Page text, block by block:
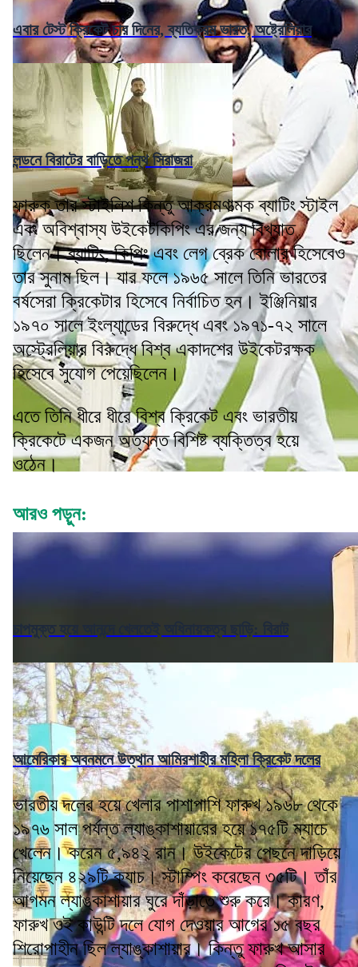
এবার টেস্ট ক্রিকেট চার দিনের, ব্যতিক্রম ভারত, অষ্ট্রেলিয়ার
লন্ডনে বিরাটের বাড়িতে পন্থ সিরাজরা
ফারুক তার স্টাইলিশ কিন্তু আক্রমণাত্মক ব্যাটিং স্টাইল
এবং অবিশ্বাস্য উইকেটকিপিং এর জন্য বিখ্যাত
ছিলেন। ব্যাটিং, কিপিং এবং লেগ ব্রেক বোলার হিসেবেও
তার সুনাম ছিল। যার ফলে ১৯৬৫ সালে তিনি ভারতের
বর্ষসেরা ক্রিকেটার হিসেবে নির্বাচিত হন। ইঞ্জিনিয়ার
১৯৭০ সালে ইংল্যান্ডের বিরুদ্ধে এবং ১৯৭১-৭২ সালে
অস্ট্রেলিয়ার বিরুদ্ধে বিশ্ব একাদশের উইকেটরক্ষক
হিসেবে সুযোগ পেয়েছিলেন।
এতে তিনি ধীরে ধীরে বিশ্ব ক্রিকেট এবং ভারতীয়
ক্রিকেটে একজন অত্যন্ত বিশিষ্ট ব্যক্তিত্ব হয়ে
ওঠেন।
আরও পড়ুন:
চাপমুক্ত হয়ে আনন্দে খেলতেই অধিনায়কত্ব ছাড়ি: বিরাট
আমেরিকার অবনমনে উত্থান আমিরশাহীর মহিলা ক্রিকেট দলের
ভারতীয় দলের হয়ে খেলার পাশাপাশি ফারুখ ১৯৬৮ থেকে
১৯৭৬ সাল পর্যন্ত ল্যাঙ্কাশায়ারের হয়ে ১৭৫টি ম্যাচে
খেলেন। করেন ৫,৯৪২ রান। উইকেটের পেছনে দাড়িয়ে
নিয়েছেন ৪২৯টি ক্যাচ। স্টাম্পিং করেছেন ৩৫টি। তাঁর
আগমন ল্যাঙ্কাশায়ার ঘুরে দাঁড়াতে শুরু করে। কারণ,
ফারুখ ওই কাউন্টি দলে যোগ দেওয়ার আগের ১৫ বছর
শিরোপাহীন ছিল ল্যাঙ্কাশায়ার। কিন্তু ফারুখ আসার